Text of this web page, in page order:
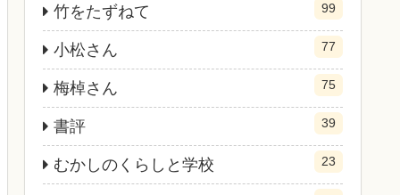
竹をたずねて 99
小松さん 77
梅棹さん 75
書評 39
むかしのくらしと学校 23